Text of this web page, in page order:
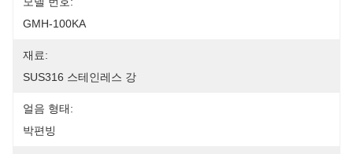
GMH-100KA
재료:
SUS316 스테인레스 강
얼음 형태:
박편빙